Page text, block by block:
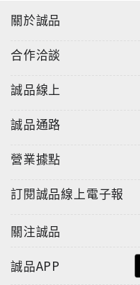
政治領袖及人權活動家
關於誠品
合作洽談
誠品線上
誠品通路
營業據點
訂閱誠品線上電子報
關注誠品
誠品APP